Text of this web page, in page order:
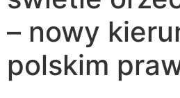
– nowy
polskim